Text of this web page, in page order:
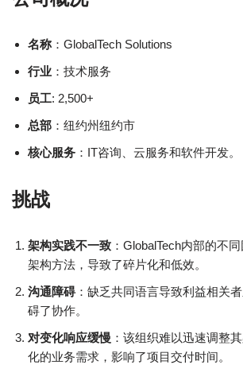
名称：GlobalTech Solutions
行业 ：技术服务
员工: 2,500+
总部 ：纽约州纽约市
核心服务 ：IT咨询、云服务和软件开发。
挑战
架构实践不一致 ：GlobalTech内部的不
架构方法，导致了碎片化和低效。
沟通障碍：缺乏共同语言导致利益相关
碍了协作。
对变化响应缓慢 ：该组织难以迅速调整
化的业务需求，影响了项目交付时间。